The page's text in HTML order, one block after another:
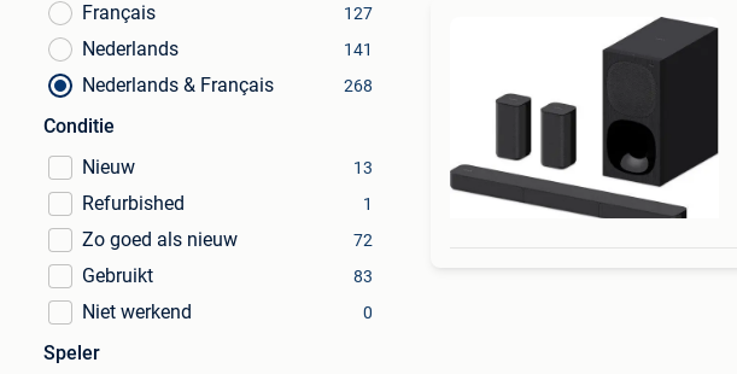
Français
127
Nederlands 141
Nederlands & Français 268
Conditie
Nieuw
13
Refurbished 1
Zo goed als nieuw 72
Gebruikt 83
Niet werkend 0
Speler